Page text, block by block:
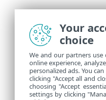
Your
choice
We and our partners
online experience,
personalized ads. You
clicking "Accept all and
choosing "Accept
settings by clicking